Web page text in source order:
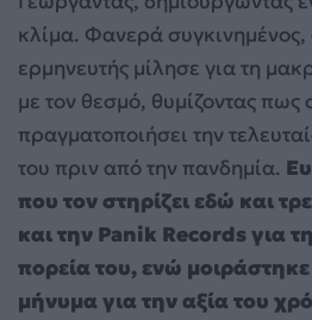
κλίμα. Φανερά
ερμηνευτής μίλησε για τη
με τον θεσμό, θυμίζοντας πως
πραγματοποιήσει την
του πριν από την πανδημία.
που τον στηρίζει εδώ και
και την Panik Records για
πορεία του, ενώ
μήνυμα για την αξία του